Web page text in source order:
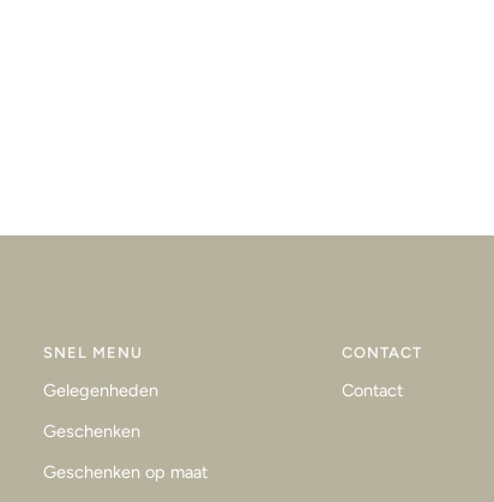
SNEL MENU
Gelegenheden
Geschenken
Geschenken op maat
CONTACT
Contact